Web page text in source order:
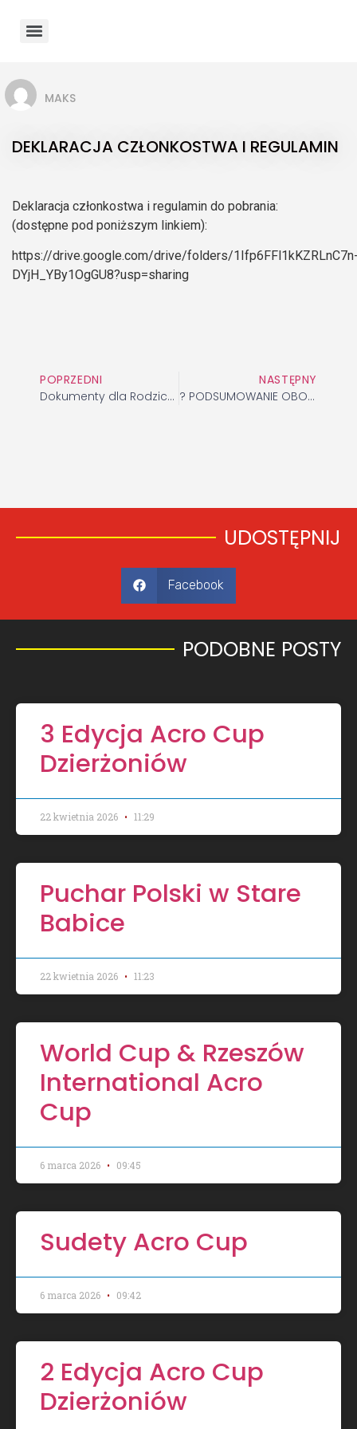
MAKS
DEKLARACJA CZŁONKOSTWA I REGULAMIN
Deklaracja członkostwa i regulamin do pobrania:
(dostępne pod poniższym linkiem):
https://drive.google.com/drive/folders/
DYjH_YBy1OgGU8?usp=sharing
POPRZEDNI
Dokumenty dla Rodziców Obozu Sportowego w Białce Tatrzańskiej w terminie 8-15.08.2021r.
NASTĘPNY
? PODSUMOWANIE OBOZU ?
UDOSTĘPNIJ
Facebook
PODOBNE POSTY​
3 Edycja Acro Cup
Dzierżoniów
22 kwietnia 2026 11:29
Puchar Polski w Stare
Babice
22 kwietnia 2026 11:23
World Cup & Rzeszów
International Acro
Cup
6 marca 2026 09:45
Sudety Acro Cup
6 marca 2026 09:42
2 Edycja Acro Cup
Dzierżoniów